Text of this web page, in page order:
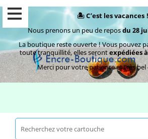
🏝️ C’est les vacances !
Nous prenons un peu de reposdu 28
La boutique reste ouverte ! Vous pouvez
toute tranquillité, elles serontexpédiées
Merci pour votre patience et très